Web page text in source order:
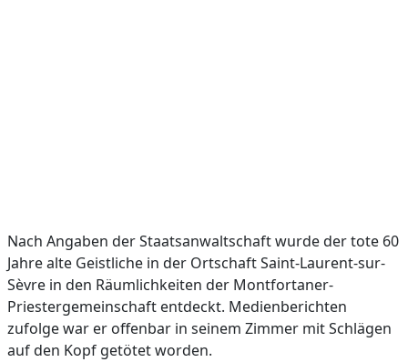
Nach Angaben der Staatsanwaltschaft wurde der tote 60
Jahre alte Geistliche in der Ortschaft Saint-Laurent-sur-
Sèvre in den Räumlichkeiten der Montfortaner-
Priestergemeinschaft entdeckt. Medienberichten
zufolge war er offenbar in seinem Zimmer mit Schlägen
auf den Kopf getötet worden.